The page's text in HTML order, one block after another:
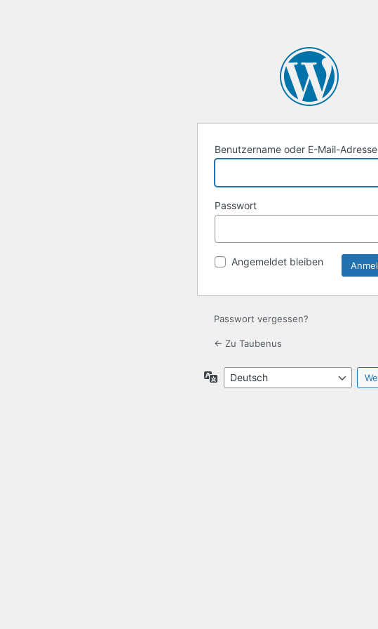
Benutzername oder E-Mail-Adresse
Passwort
Angemeldet bleiben
Passwort vergessen?
← Zu Taubenus
Sprache